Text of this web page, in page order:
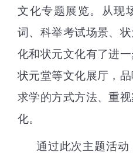
文化专题展览。从现
词、科举考试场景、
化和状元文化有了进一
状元堂等文化展厅，
求学的方式方法、重
化。
通过此次主题活动